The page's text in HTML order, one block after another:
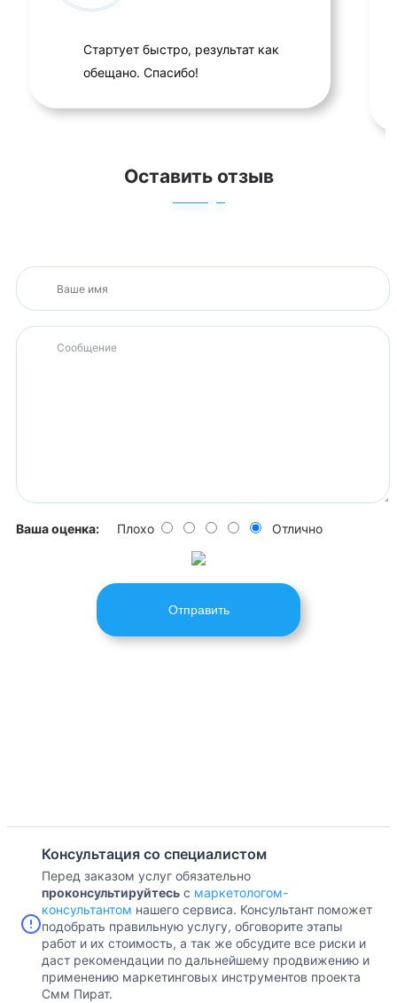
Стартует быстро, результат как
обещано. Спасибо!
Оставить отзыв
Ваша оценка: Плохо Отлично
Отправить
Консультация со специалистом
Перед заказом услуг обязательно
проконсультируйтесь с маркетологом-
консультантом нашего сервиса. Консультант поможет
подобрать правильную услугу, обговорите этапы
работ и их стоимость, а так же обсудите все риски и
даст рекомендации по дальнейшему продвижению и
применению маркетинговых инструментов проекта
Смм Пират.